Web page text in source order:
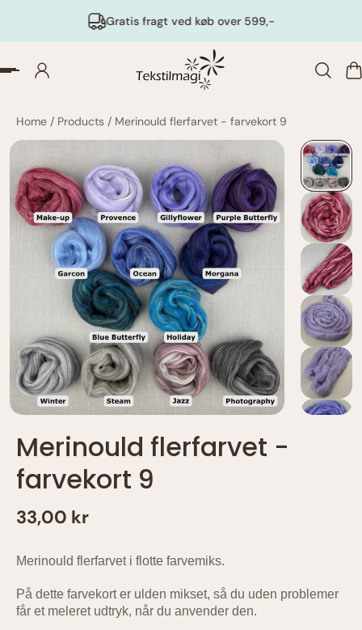
Gratis fragt ved køb over 599,-
Home / Products / Merinould flerfarvet - farvekort 9
Merinould flerfarvet -
farvekort 9
33,00 kr
Merinould flerfarvet i flotte farvemiks.
På dette farvekort er ulden mikset, så du uden problemer
får et meleret udtryk, når du anvender den.